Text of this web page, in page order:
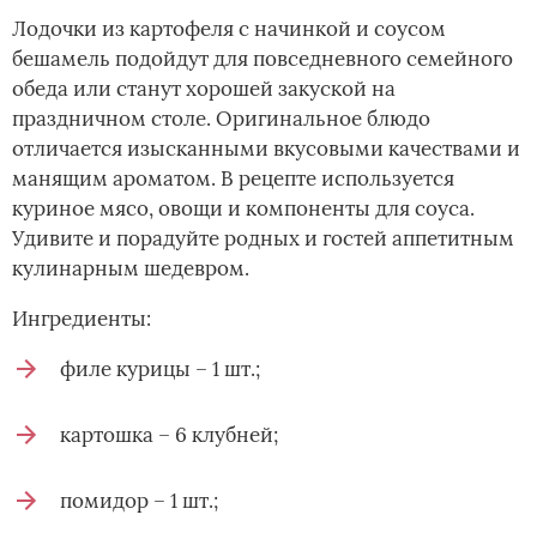
Лодочки из картофеля с начинкой и соусом
бешамель подойдут для повседневного семейного
обеда или станут хорошей закуской на
праздничном столе. Оригинальное блюдо
отличается изысканными вкусовыми качествами и
манящим ароматом. В рецепте используется
куриное мясо, овощи и компоненты для соуса.
Удивите и порадуйте родных и гостей аппетитным
кулинарным шедевром.
Ингредиенты:
филе курицы – 1 шт.;
картошка – 6 клубней;
помидор – 1 шт.;